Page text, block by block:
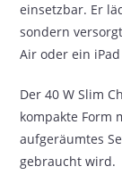
einsetzbar. Er
sondern
Air oder ein
Der 40 W Slim
kompakte Form
aufgeräumtes
gebraucht wird.